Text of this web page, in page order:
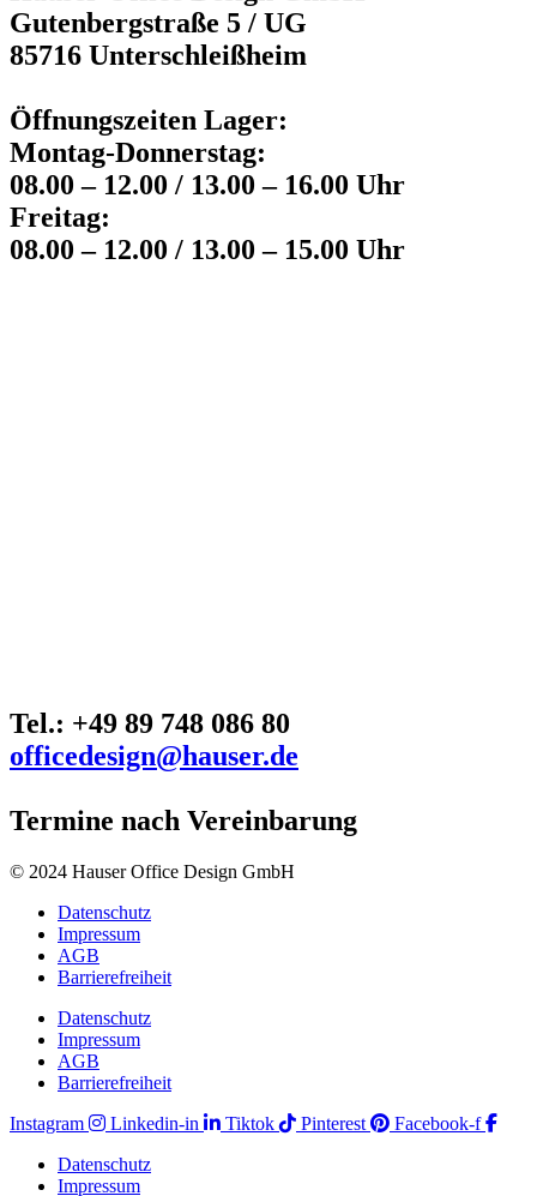
Gutenbergstraße 5 / UG
85716 Unterschleißheim
Öffnungszeiten Lager:
Montag-Donnerstag:
08.00 – 12.00 / 13.00 – 16.00 Uhr
Freitag:
08.00 – 12.00 / 13.00 – 15.00 Uhr
Tel.: +49 89 748 086 80
officedesign@hauser.de
Termine nach Vereinbarung
© 2024 Hauser Office Design GmbH
Datenschutz
Impressum
AGB
Barrierefreiheit
Datenschutz
Impressum
AGB
Barrierefreiheit
Instagram
Linkedin-in Tiktok Pinterest
Facebook-f
Datenschutz
Impressum